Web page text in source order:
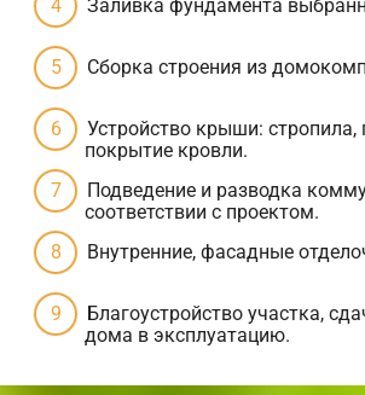
Заливка фундамента
Сборка строения из
Устройство крыши: стропила,
покрытие кровли.
Подведение и разводка
соответствии с проектом.
Внутренние, фасадные
Благоустройство участка,
дома в эксплуатацию.